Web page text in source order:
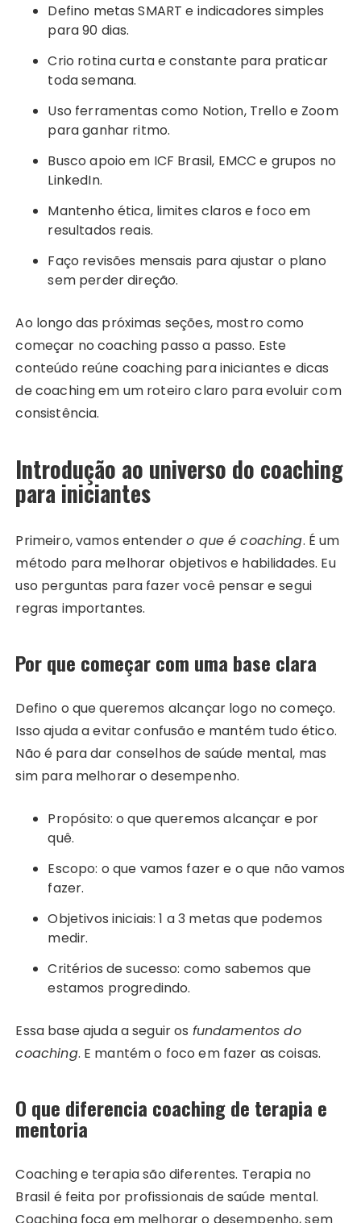
Defino metas SMART e indicadores simples
para 90 dias.
Crio rotina curta e constante para praticar
toda semana.
Uso ferramentas como Notion, Trello e Zoom
para ganhar ritmo.
Busco apoio em ICF Brasil, EMCC e grupos no
LinkedIn.
Mantenho ética, limites claros e foco em
resultados reais.
Faço revisões mensais para ajustar o plano
sem perder direção.
Ao longo das próximas seções, mostro como
começar no coaching passo a passo. Este
conteúdo reúne coaching para iniciantes e dicas
de coaching em um roteiro claro para evoluir com
consistência.
Introdução ao universo do coaching
para iniciantes
Primeiro, vamos entendero que é coaching. É um
método para melhorar objetivos e habilidades. Eu
uso perguntas para fazer você pensar e segui
regras importantes.
Por que começar com uma base clara
Defino o que queremos alcançar logo no começo.
Isso ajuda a evitar confusão e mantém tudo ético.
Não é para dar conselhos de saúde mental, mas
sim para melhorar o desempenho.
Propósito: o que queremos alcançar e por
quê.
Escopo: o que vamos fazer e o que não vamos
fazer.
Objetivos iniciais: 1 a 3 metas que podemos
medir.
Critérios de sucesso: como sabemos que
estamos progredindo.
Essa base ajuda a seguir os fundamentos do
coaching. E mantém o foco em fazer as coisas.
O que diferencia coaching de terapia e
mentoria
Coaching e terapia são diferentes. Terapia no
Brasil é feita por profissionais de saúde mental.
Coaching foca em melhorar o desempenho, sem